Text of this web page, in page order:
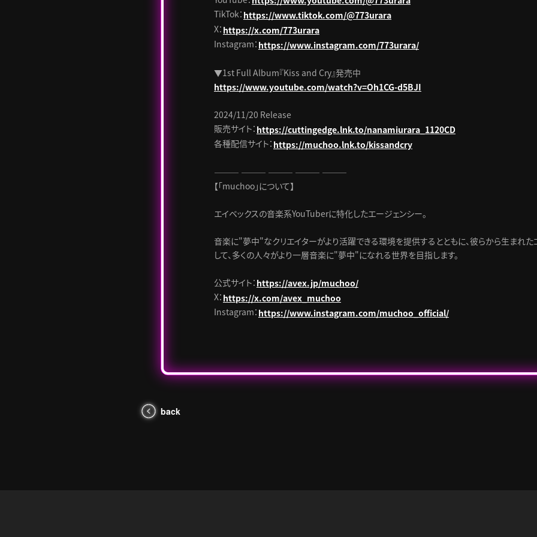
TikTok： https://www.tiktok.com/@773urara
X： https://x.com/773urara
Instagram： https://www.instagram.com/773urara/
▼1st Full Album『Kiss and Cry』発売中
https://www.youtube.com/watch?v=Oh1CG-d5BJI
2024/11/20 Release
販売サイト： https://cuttingedge.lnk.to/nanamiurara_1120CD
各種配信サイト： https://muchoo.lnk.to/kissandcry
――― ――― ――― ――― ―――
【「muchoo」について】
エイベックスの音楽系YouTuberに特化したエージェンシー。
音楽に"夢中"なクリエイターがより活躍できる環境を提供するとともに、彼らから生まれた
して、多くの人々がより一層音楽に"夢中"になれる世界を目指します。
公式サイト： https://avex.jp/muchoo/
X： https://x.com/avex_muchoo
Instagram： https://www.instagram.com/muchoo_official/
back